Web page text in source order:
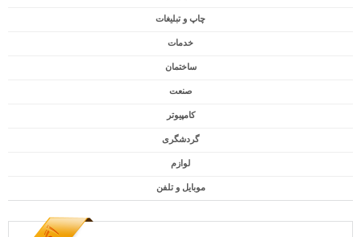
چاپ و تبلیغات
خدمات
ساختمان
صنعت
کامپیوتر
گردشگری
لوازم
موبایل و تلفن